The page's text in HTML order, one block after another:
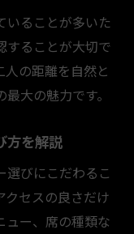
いることが多いた
することが大切で
の距離を自然と
大の魅力です。
方を解説
選びにこだわるこ
クセスの良さだけ
ュー、席の種類な